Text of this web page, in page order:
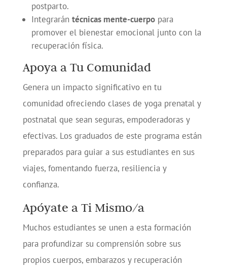
postparto.
Integrarán técnicas mente-cuerpopara
promover el bienestar emocional junto con la
recuperación física.
Apoya a Tu Comunidad
Genera un impacto significativo en tu
comunidad ofreciendo clases de yoga prenatal y
postnatal que sean seguras, empoderadoras y
efectivas. Los graduados de este programa están
preparados para guiar a sus estudiantes en sus
viajes, fomentando fuerza, resiliencia y
confianza.
Apóyate a Ti Mismo/a
Muchos estudiantes se unen a esta formación
para profundizar su comprensión sobre sus
propios cuerpos, embarazos y recuperación